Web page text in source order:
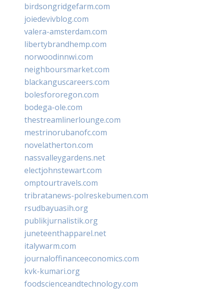
birdsongridgefarm.com
joiedevivblog.com
valera-amsterdam.com
libertybrandhemp.com
norwoodinnwi.com
neighboursmarket.com
blackanguscareers.com
bolesfororegon.com
bodega-ole.com
thestreamlinerlounge.com
mestrinorubanofc.com
novelatherton.com
nassvalleygardens.net
electjohnstewart.com
omptourtravels.com
tribratanews-polreskebumen.com
rsudbayuasih.org
publikjurnalistik.org
juneteenthapparel.net
italywarm.com
journaloffinanceeconomics.com
kvk-kumari.org
foodscienceandtechnology.com